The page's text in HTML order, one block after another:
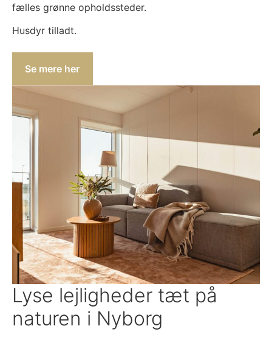
fælles grønne opholdssteder.
Husdyr tilladt.
Se mere her
Lyse lejligheder tæt på
naturen i Nyborg